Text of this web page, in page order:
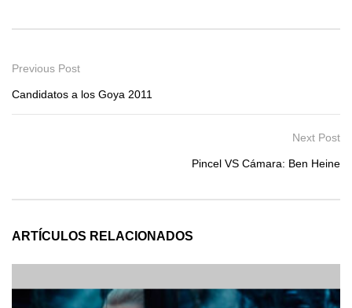
Previous Post
Candidatos a los Goya 2011
Next Post
Pincel VS Cámara: Ben Heine
ARTÍCULOS RELACIONADOS